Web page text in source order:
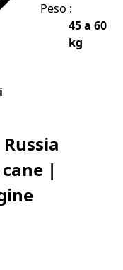
Peso :
45 a 60
kg
|